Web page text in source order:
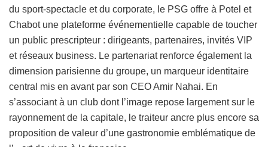
du sport-spectacle et du corporate, le PSG offre à Potel et
Chabot une plateforme événementielle capable de toucher
un public prescripteur : dirigeants, partenaires, invités VIP
et réseaux business. Le partenariat renforce également la
dimension parisienne du groupe, un marqueur identitaire
central mis en avant par son CEO Amir Nahai. En
s’associant à un club dont l’image repose largement sur le
rayonnement de la capitale, le traiteur ancre plus encore sa
proposition de valeur d’une gastronomie emblématique de